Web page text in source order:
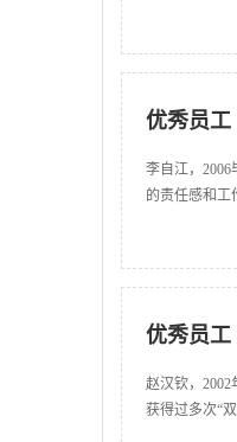
优秀员工
李自江，
的责任感和工
优秀员工
赵汉钦，
获得过多次“